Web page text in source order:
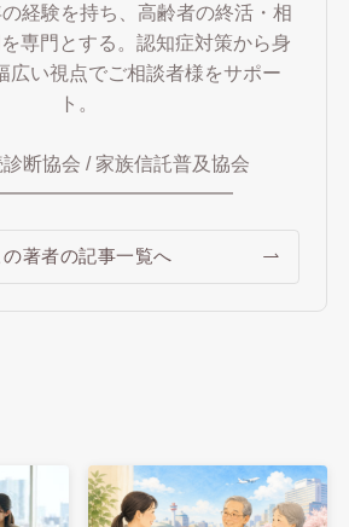
経験を持ち、高齢者の終活・相
専門とする。認知症対策から身
広い視点でご相談者様をサポー
ト。
断協会 / 家族信託普及協会
の著者の記事一覧へ